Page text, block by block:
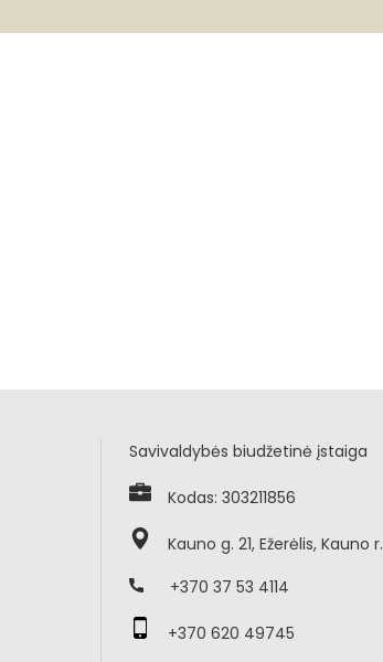
Savivaldybės biudžetinė įstaiga
Kodas: 303211856
Kauno g. 21, Ežerėlis, Kauno r.
+370 37 53 4114
+370 620 49745